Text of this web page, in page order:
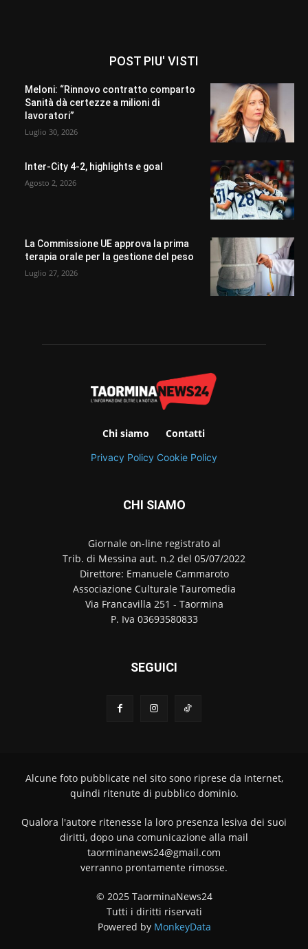
POST PIU' VISTI
Meloni: “Rinnovo contratto comparto
Sanità dà certezze a milioni di
lavoratori”
Luglio 30, 2026
Inter-City 4-2, highlights e goal
Agosto 2, 2026
La Commissione UE approva la prima
terapia orale per la gestione del peso
Luglio 27, 2026
Chi siamo Contatti
Privacy Policy Cookie Policy
CHI SIAMO
Giornale on-line registrato al
Trib. di Messina aut. n.2 del 05/07/2022
Direttore: Emanuele Cammaroto
Associazione Culturale Tauromedia
Via Francavilla 251 - Taormina
P. Iva 03693580833
SEGUICI
Alcune foto pubblicate nel sito sono riprese da Internet,
quindi ritenute di pubblico dominio.
Qualora l'autore ritenesse la loro presenza lesiva dei suoi
diritti, dopo una comunicazione alla mail
taorminanews24@gmail.com
verranno prontamente rimosse.
© 2025 TaorminaNews24
Tutti i diritti riservati
Powered by MonkeyData